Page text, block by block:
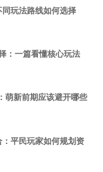
同玩法路线如何选择
：一篇看懂核心玩法
萌新前期应该避开哪些
：平民玩家如何规划资